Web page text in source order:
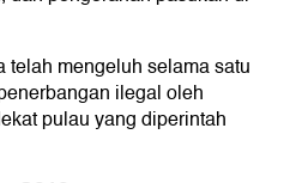
mengeluh selama satu
ilegal oleh
pulau yang diperintah